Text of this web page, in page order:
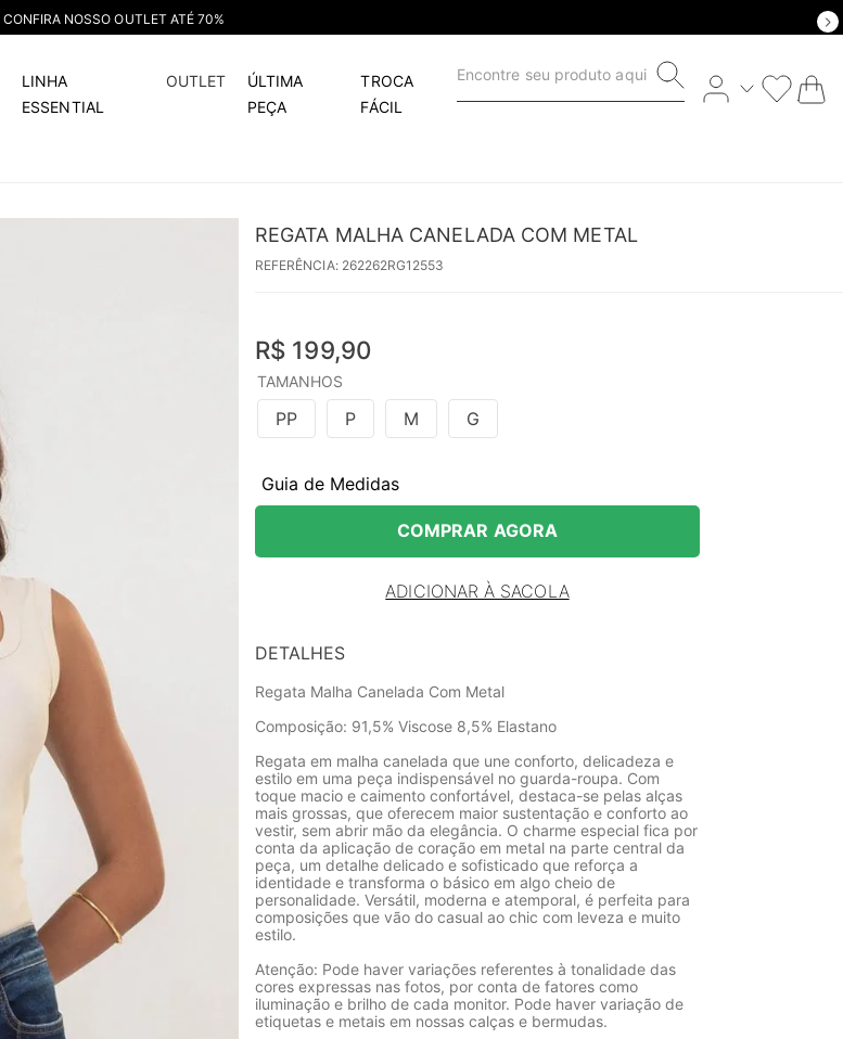
CONFIRA NOSSO OUTLET ATÉ 70%
LINHA
ESSENTIAL
OUTLET
ÚLTIMA
PEÇA
TROCA
FÁCIL
Encontre seu produto aqui
REGATA MALHA CANELADA COM METAL
REFERÊNCIA: 262262RG12553
R$ 199,90
TAMANHOS
PP P M G
Guia de Medidas
COMPRAR AGORA
ADICIONAR À SACOLA
DETALHES
Regata Malha Canelada Com Metal
Composição: 91,5% Viscose 8,5% Elastano
Regata em malha canelada que une conforto, delicadeza e
estilo em uma peça indispensável no guarda-roupa. Com
toque macio e caimento confortável, destaca-se pelas alças
mais grossas, que oferecem maior sustentação e conforto ao
vestir, sem abrir mão da elegância. O charme especial fica por
conta da aplicação de coração em metal na parte central da
peça, um detalhe delicado e sofisticado que reforça a
identidade e transforma o básico em algo cheio de
personalidade. Versátil, moderna e atemporal, é perfeita para
composições que vão do casual ao chic com leveza e muito
estilo.
Atenção: Pode haver variações referentes à tonalidade das
cores expressas nas fotos, por conta de fatores como
iluminação e brilho de cada monitor. Pode haver variação de
etiquetas e metais em nossas calças e bermudas.